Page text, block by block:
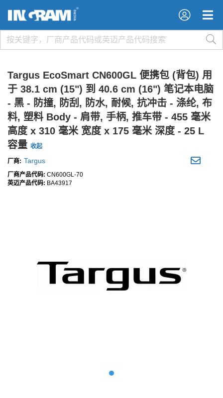
×
×
Targus EcoSmart CN600GL 便携包 (背包) 用
于 38.1 cm (15") 到 40.6 cm (16") 笔记本电脑
- 黑 - 防撞, 防刮, 防水, 耐候, 抗冲击 - 涤纶, 布
料, 塑料 Body - 肩带, 手柄, 推车带 - 455 毫米
高度 x 310 毫米 宽度 x 175 毫米 深度 - 25 L
容量 收起
厂商: Targus
厂商产品代码: CN600GL-70
英迈产品代码: BA43917